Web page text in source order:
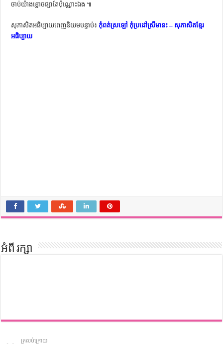
ចាប់​យ៉ាង​ខ្លោច​ផ្សា​តែ​ប៉ុណ្ណោះ​ឯង ៕
សុភាសិតអធិប្បាយពេញនិយមបន្ទាប់៖ កុំពត់ស្រឡៅ កុំប្រដៅស្រីមានះ – សុភាសិតខ្មែរ
អធិប្បាយ
អំពី រក្សា
ត្រលប់ក្រោយ